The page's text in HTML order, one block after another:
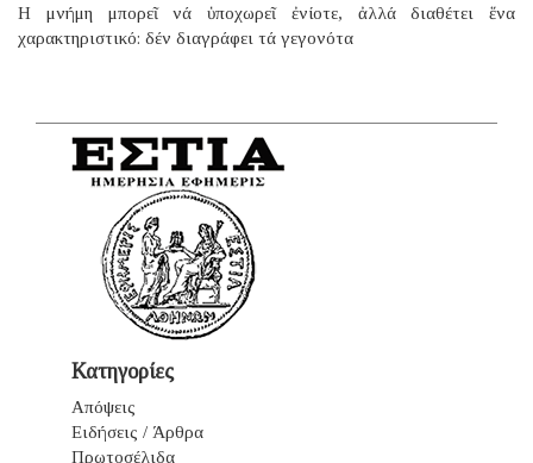
H μνήμη μπορεῖ νά ὑποχωρεῖ ἐνίοτε, ἀλλά διαθέτει ἕνα
χαρακτηριστικό: δέν διαγράφει τά γεγονότα
Κατηγορίες
Απόψεις
Ειδήσεις / Άρθρα
Πρωτοσέλιδα